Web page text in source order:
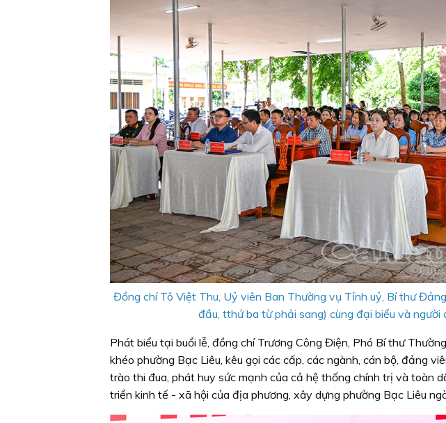
Đồng chí Tô Việt Thu, Uỷ viên Ban Thường vụ Tỉnh uỷ, Bí thư
đầu, tthứ ba từ phải sang) cùng đại biểu và người
Phát biểu tại buổi lễ, đồng chí Trương Công Điện, Phó Bí thư
khéo phường Bạc Liêu, kêu gọi các cấp, các ngành, cán bộ, đảng
trào thi đua, phát huy sức mạnh của cả hệ thống chính trị và toàn
triển kinh tế - xã hội của địa phương, xây dựng phường Bạc Liêu